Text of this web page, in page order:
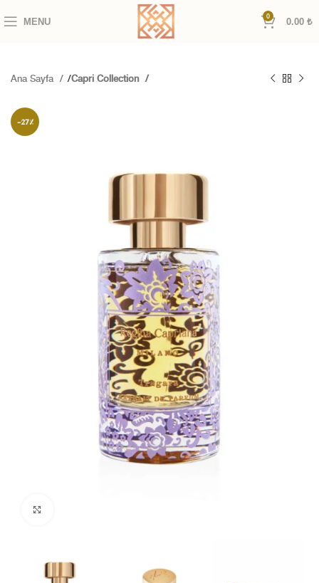
MENU 0 0.00 ₺
Ana Sayfa Capri Collection
-27%